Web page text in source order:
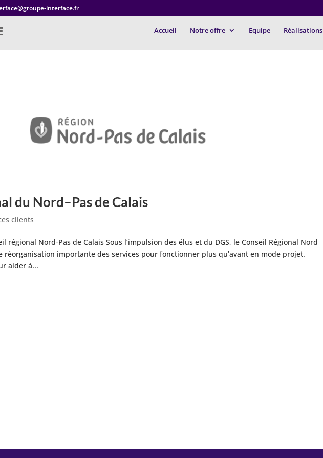
interface.fr
Accueil Notre offre Equipe Réalisations
du Nord–Pas de Calais
clients
régional Nord-Pas de Calais Sous l’impulsion des élus et du DGS, le Conseil Régional Nord
réorganisation importante des services pour fonctionner plus qu’avant en mode projet.
aider à...